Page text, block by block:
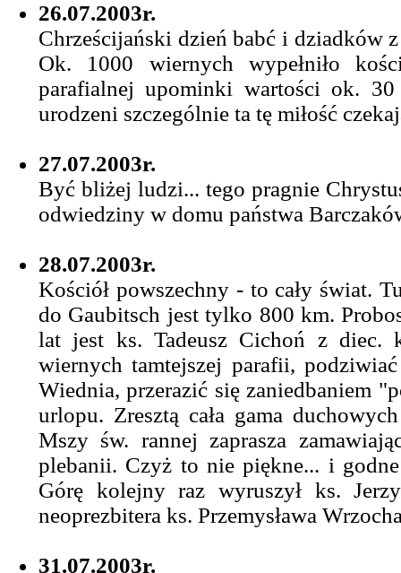
26.07.2003r.
Chrześcijański dzień babć i dziadków
Ok. 1000 wiernych wypełniło
parafialnej upominki wartości ok.
urodzeni szczególnie ta tę miłość
27.07.2003r.
Być bliżej ludzi... tego pragnie
odwiedziny w domu państwa
28.07.2003r.
Kościół powszechny - to cały świat.
do Gaubitsch jest tylko 800 km.
lat jest ks. Tadeusz Cichoń z diec.
wiernych tamtejszej parafii,
Wiednia, przerazić się zaniedbaniem
urlopu. Zresztą cała gama
Mszy św. rannej zaprasza
plebanii. Czyż to nie piękne... i
Górę kolejny raz wyruszył ks.
neoprezbitera ks. Przemysława
31.07.2003r.